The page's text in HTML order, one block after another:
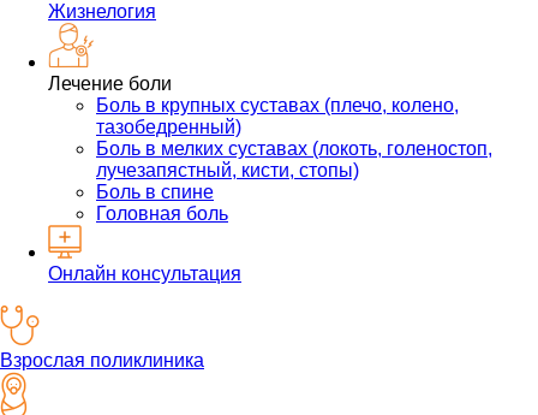
Жизнелогия
Лечение боли
Боль в крупных суставах (плечо, колено,
тазобедренный)
Боль в мелких суставах (локоть, голеностоп,
лучезапястный, кисти, стопы)
Боль в спине
Головная боль
Онлайн консультация
Взрослая поликлиника